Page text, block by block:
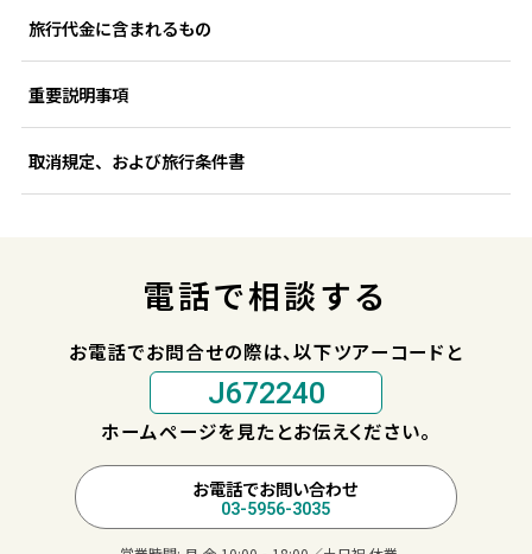
旅行代金に含まれるもの
重要説明事項
取消規定、および旅行条件書
電話で相談する
お電話でお問合せの際は、以下ツアーコードと
J672240
ホームページを見たとお伝えください。
お電話でお問い合わせ
03-5956-3035